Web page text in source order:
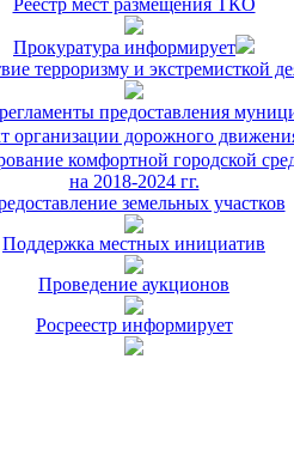
Прокуратура информирует
терроризму и экстремисткой
предоставления
организации дорожного
комфортной городской
на 2018-2024 гг.
земельных участков
Поддержка местных инициатив
Проведение аукционов
Росреестр информирует